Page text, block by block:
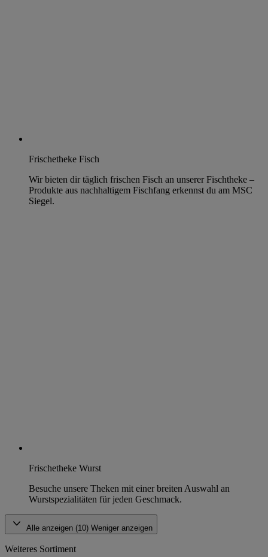
Frischetheke Fisch
Wir bieten dir täglich frischen Fisch an unserer Fischtheke –
Produkte aus nachhaltigem Fischfang erkennst du am MSC
Siegel.
Frischetheke Wurst
Besuche unsere Theken mit einer breiten Auswahl an
Wurstspezialitäten für jeden Geschmack.
Alle anzeigen (10) Weniger anzeigen
Weiteres Sortiment